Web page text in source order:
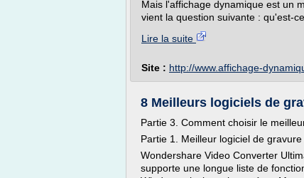
Mais l'affichage dynamique est un
vient la question suivante : qu'est-
Lire la suite
Site : http://www.affichage-
8 Meilleurs logiciels de
Partie 3. Comment choisir le
Partie 1. Meilleur logiciel de
Wondershare Video Converter
supporte une longue liste de